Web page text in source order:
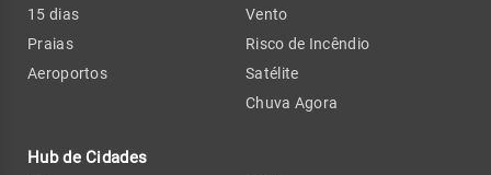
15 dias
Praias
Aeroportos
Hub de Cidades
Vento
Risco de Incêndio
Satélite
Chuva Agora